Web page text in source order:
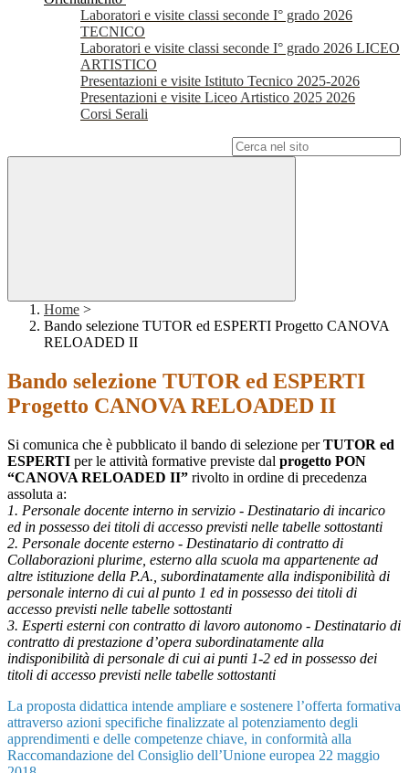
Laboratori e visite classi seconde I° grado 2026
TECNICO
Laboratori e visite classi seconde I° grado 2026 LICEO
ARTISTICO
Presentazioni e visite Istituto Tecnico 2025-2026
Presentazioni e visite Liceo Artistico 2025 2026
Corsi Serali
Home >
Bando selezione TUTOR ed ESPERTI Progetto CANOVA
RELOADED II
Bando selezione TUTOR ed ESPERTI
Progetto CANOVA RELOADED II
Si comunica che è pubblicato il bando di selezione perTUTOR ed
ESPERTI per le attività formative previste dal progetto PON
“CANOVA RELOADED II” rivolto in ordine di precedenza
assoluta a:
1. Personale docente interno in servizio - Destinatario di incarico
ed in possesso dei titoli di accesso previsti nelle tabelle sottostanti
2. Personale docente esterno - Destinatario di contratto di
Collaborazioni plurime, esterno alla scuola ma appartenente ad
altre istituzione della P.A., subordinatamente alla indisponibilità di
personale interno di cui al punto 1 ed in possesso dei titoli di
accesso previsti nelle tabelle sottostanti
3. Esperti esterni con contratto di lavoro autonomo - Destinatario di
contratto di prestazione d’opera subordinatamente alla
indisponibilità di personale di cui ai punti 1-2 ed in possesso dei
titoli di accesso previsti nelle tabelle sottostanti
La proposta didattica intende ampliare e sostenere l’offerta formativa
attraverso azioni specifiche finalizzate al potenziamento degli
apprendimenti e delle competenze chiave, in conformità alla
Raccomandazione del Consiglio dell’Unione europea 22 maggio